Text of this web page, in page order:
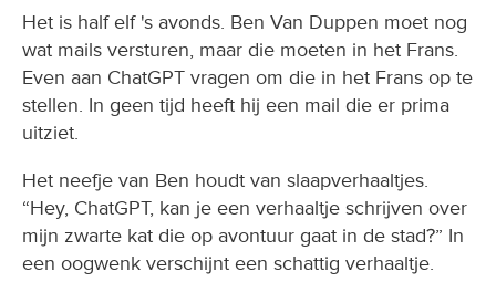
Het is half elf 's avonds. Ben Van Duppen moet nog
wat mails versturen, maar die moeten in het Frans.
Even aan ChatGPT vragen om die in het Frans op te
stellen. In geen tijd heeft hij een mail die er prima
uitziet.
Het neefje van Ben houdt van slaapverhaaltjes.
“Hey, ChatGPT, kan je een verhaaltje schrijven over
mijn zwarte kat die op avontuur gaat in de stad?” In
een oogwenk verschijnt een schattig verhaaltje.